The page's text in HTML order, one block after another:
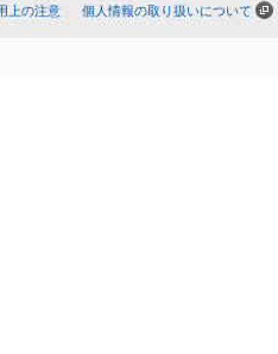
上の注意 個人情報の取り扱いについて